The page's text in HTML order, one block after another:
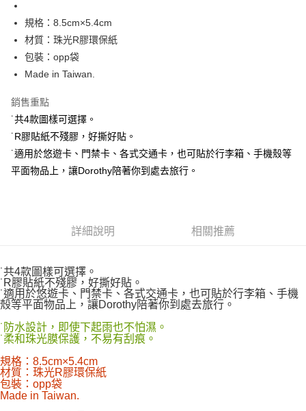
付款後7-11取貨
每筆NT$60，滿NT$499(含以上)免運費
宅配
每筆NT$100，滿NT$499(含以上)免運費
規格：8.5cm×5.4cm
材質：珠光R膠環保紙
包裝：opp袋
Made in Taiwan.
銷售重點
˙共4款圖樣可選擇。
˙R膠貼紙不殘膠，好撕好貼。
˙適用於悠遊卡、門禁卡、各式交通卡，也可貼於行李箱、手機殼等
平面物品上，讓Dorothy陪著你到處去旅行。
詳細說明 相關推薦
˙共4款圖樣可選擇。
˙R膠貼紙不殘膠，好撕好貼。
˙適用於悠遊卡、門禁卡、各式交通卡，也可貼於行李箱、手機
殼等平面物品上，讓Dorothy陪著你到處去旅行。
˙防水設計，即使下起雨也不怕濕。
˙柔和珠光膜保護，不易有刮痕。
規格：8.5cm×5.4cm
材質：珠光R膠環保紙
包裝：opp袋
Made in Taiwan.